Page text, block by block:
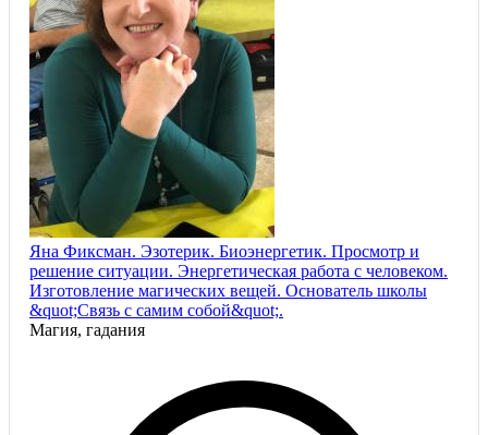
Яна Фиксман. Эзотерик. Биоэнергетик. Просмотр и
решение ситуации. Энергетическая работа с человеком.
Изготовление магических вещей. Основатель школы
&quot;Связь с самим собой&quot;.
Магия, гадания